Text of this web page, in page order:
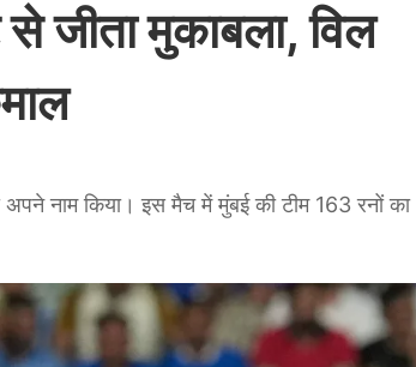
जीता मुकाबला, विल
नाम किया। इस मैच में मुंबई की टीम 163 रनों का